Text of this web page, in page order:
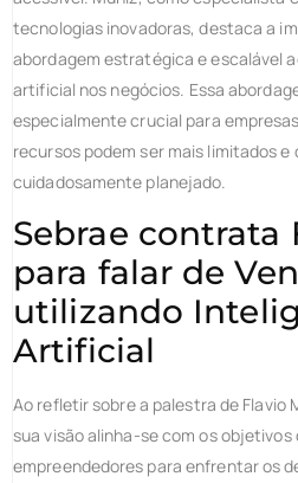
tecnologias inovadoras, destaca a
abordagem estratégica e escalável
artificial nos negócios. Essa
especialmente crucial para
recursos podem ser mais limitados
cuidadosamente planejado.
Sebrae contrata
para falar de
utilizando
Artificial
Ao refletir sobre a palestra de Flavio
sua visão alinha-se com os objetivos
empreendedores para enfrentar os